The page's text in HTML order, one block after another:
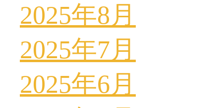
2025年8月
2025年7月
2025年6月